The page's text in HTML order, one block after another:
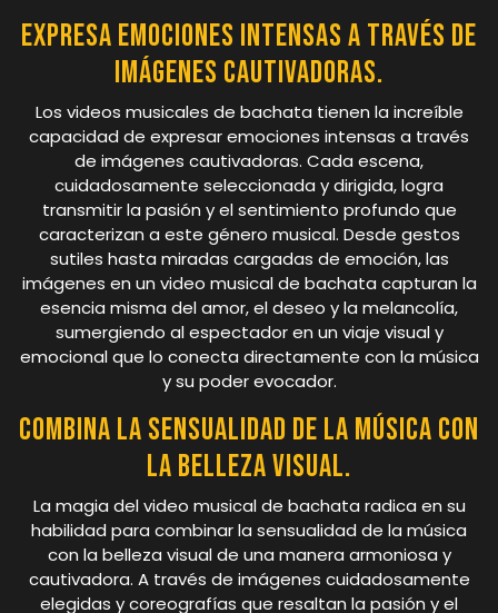
Expresa emociones intensas a través de
imágenes cautivadoras.
Los videos musicales de bachata tienen la increíble
capacidad de expresar emociones intensas a través
de imágenes cautivadoras. Cada escena,
cuidadosamente seleccionada y dirigida, logra
transmitir la pasión y el sentimiento profundo que
caracterizan a este género musical. Desde gestos
sutiles hasta miradas cargadas de emoción, las
imágenes en un video musical de bachata capturan la
esencia misma del amor, el deseo y la melancolía,
sumergiendo al espectador en un viaje visual y
emocional que lo conecta directamente con la música
y su poder evocador.
Combina la sensualidad de la música con
la belleza visual.
La magia del video musical de bachata radica en su
habilidad para combinar la sensualidad de la música
con la belleza visual de una manera armoniosa y
cautivadora. A través de imágenes cuidadosamente
elegidas y coreografías que resaltan la pasión y el